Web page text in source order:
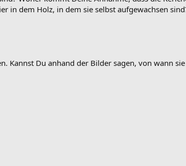
in dem Holz, in dem sie selbst aufgewachsen
Kannst Du anhand der Bilder sagen, von wann